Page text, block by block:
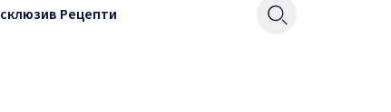
Рецепти